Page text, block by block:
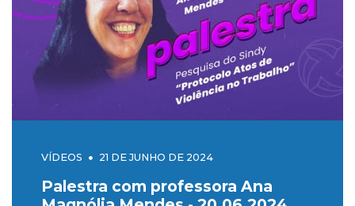
VÍDEOS 21 DE JUNHO DE 2024
Palestra com professora Ana